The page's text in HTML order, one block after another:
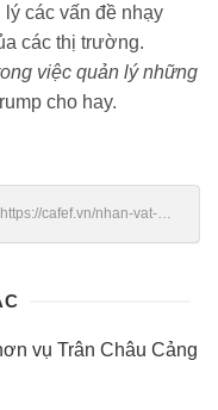
các vấn đề nhạy
các thị trường.
việc quản lý những
cho hay.
https://cafef.vn/nhan-vat-
vụ Trân Châu Cảng